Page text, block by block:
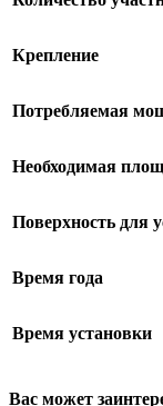
Крепление
Потребляемая
Необходимая
Поверхность для
Время года
Время установки
Вас может